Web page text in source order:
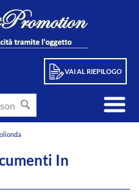
VAI AL RIEPILOGO
In